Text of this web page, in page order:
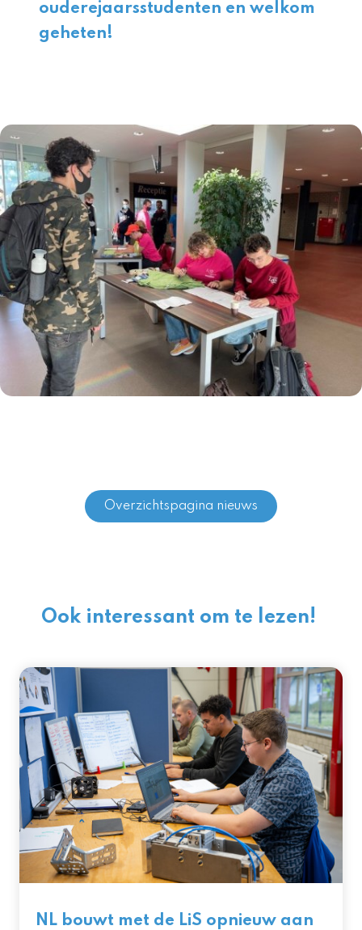
ouderejaarsstudenten en welkom
geheten!
Overzichtspagina nieuws
Ook interessant om te lezen!
NL bouwt met de LiS opnieuw aan